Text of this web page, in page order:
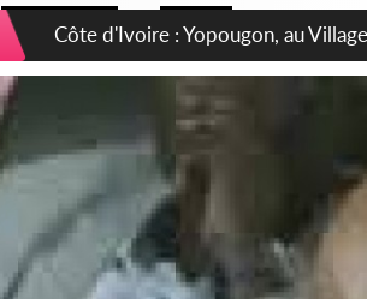
Côte d'Ivoire : CHU de Treichville,
direction sur les arriérés du SMIG